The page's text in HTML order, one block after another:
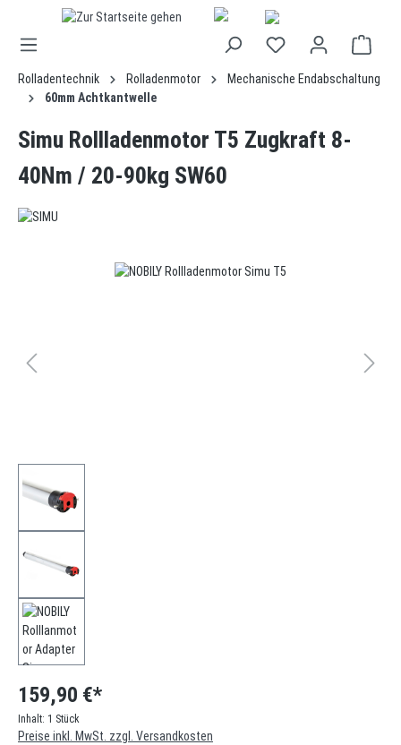
springen
Rolladentechnik Rolladenmotor
Mechanische Endabschaltung
60mm Achtkantwelle
Simu Rollladenmotor T5 Zugkraft 8-
40Nm / 20-90kg SW60
Bildergalerie überspringen
159,90 €*
Inhalt: 1 Stück
Preise inkl. MwSt. zzgl. Versandkosten